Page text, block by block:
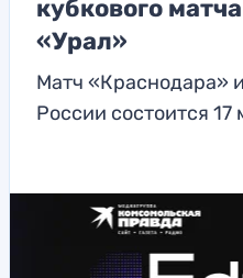
кубкового
«Урал»
Матч «Краснодара»
России состоится 17